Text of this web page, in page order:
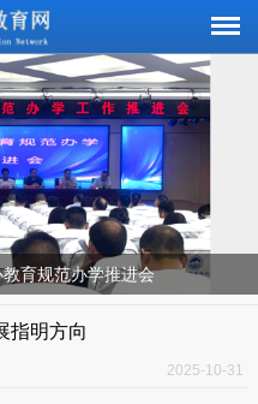
育规范办学推进会
指明方向
2025-10-31